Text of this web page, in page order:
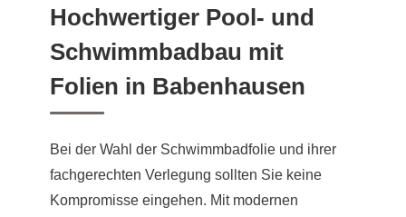
Hochwertiger Pool- und
Schwimmbadbau mit
Folien in Babenhausen
Bei der Wahl der Schwimmbadfolie und ihrer
fachgerechten Verlegung sollten Sie keine
Kompromisse eingehen. Mit modernen